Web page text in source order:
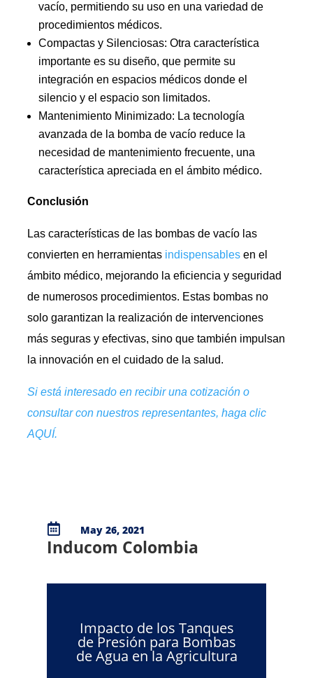
vacío, permitiendo su uso en una variedad de
procedimientos médicos.
Compactas y Silenciosas: Otra característica
importante es su diseño, que permite su
integración en espacios médicos donde el
silencio y el espacio son limitados.
Mantenimiento Minimizado: La tecnología
avanzada de la bomba de vacío reduce la
necesidad de mantenimiento frecuente, una
característica apreciada en el ámbito médico.
Conclusión
Las características de las bombas de vacío las
convierten en herramientas indispensablesen el
ámbito médico, mejorando la eficiencia y seguridad
de numerosos procedimientos. Estas bombas no
solo garantizan la realización de intervenciones
más seguras y efectivas, sino que también impulsan
la innovación en el cuidado de la salud.
Si está interesado en recibir una cotización o
consultar con nuestros representantes, haga clic
AQUÍ.
 May 26, 2021
Inducom Colombia
Impacto de los Tanques
de Presión para Bombas
de Agua en la Agricultura